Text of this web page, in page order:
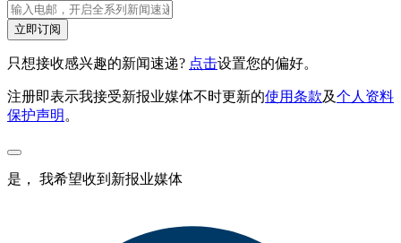
立即订阅
只想接收感兴趣的新闻速递? 点击设置您的偏好。
注册即表示我接受新报业媒体不时更新的使用条款及个人资料
保护声明 。
是， 我希望收到新报业媒体